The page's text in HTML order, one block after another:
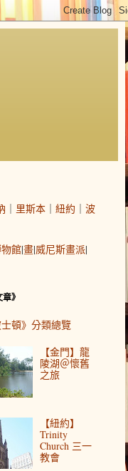
｜ 里斯本 ｜ 紐約 ｜ 波
館|畫|威尼斯畫派|
》
士頓》分類總覽
【金門】龍
陵湖＠懷舊
之旅
【紐約】
Trinity
Church 三一
教會